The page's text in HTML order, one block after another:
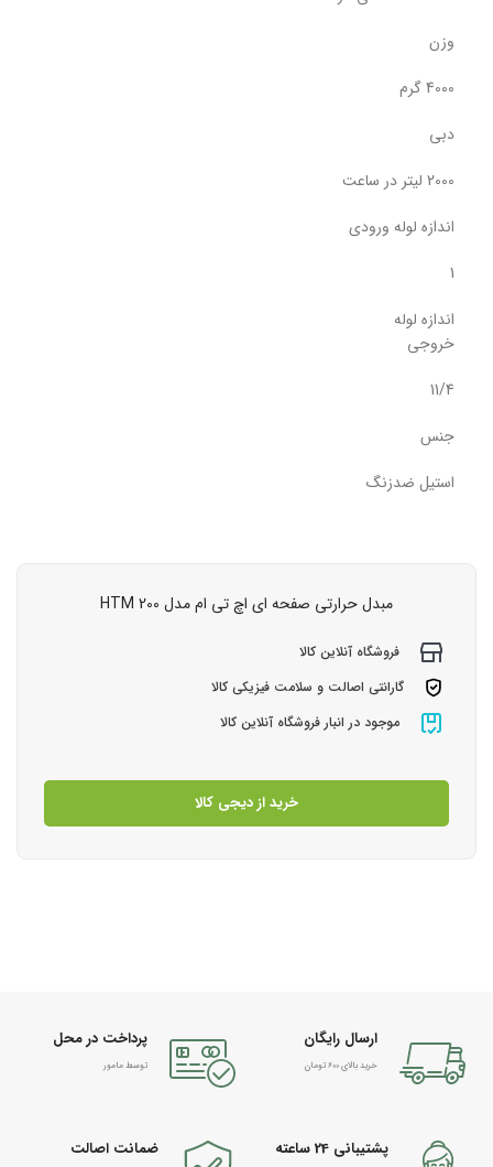
وزن
4000 گرم
دبی
2000 لیتر در ساعت
اندازه لوله ورودی
1
اندازه لوله
خروجی
11/4
جنس
استیل ضدزنگ
مبدل حرارتی صفحه ای اچ تی ام مدل HTM 200
فروشگاه آنلاین کالا
گارانتی اصالت و سلامت فیزیکی کالا
موجود در انبار فروشگاه آنلاین کالا
خرید از دیجی کالا
ارسال رایگان
خرید بالای 600 تومان
پرداخت در محل
توسط مامور
پشتیبانی 24 ساعته ضمانت اصالت